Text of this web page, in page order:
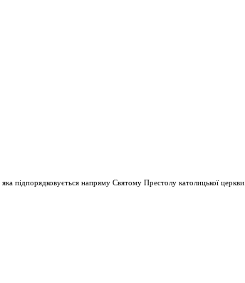
підпорядковується напряму Святому Престолу католицької церкви.